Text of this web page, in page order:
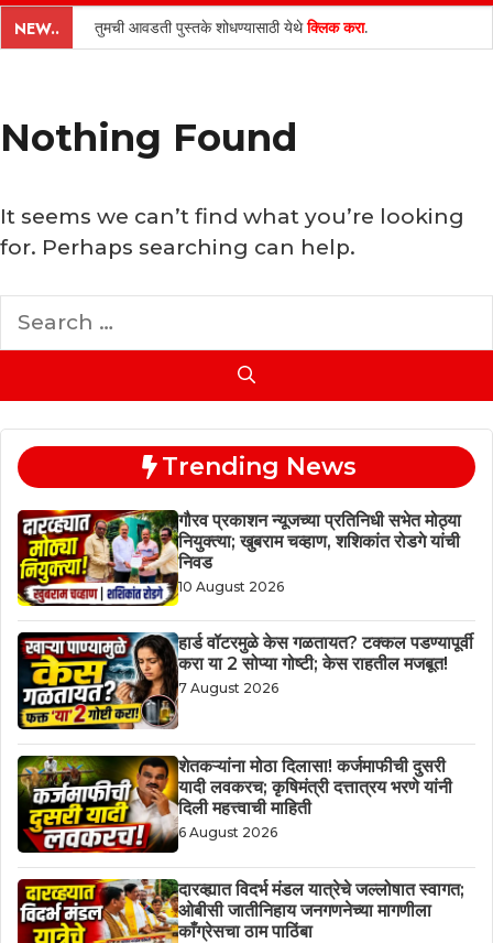
content
NEW.. तुमची आवडती पुस्तके शोधण्यासाठी येथेक्लिक करा.
Nothing Found
It seems we can’t find what you’re looking
for. Perhaps searching can help.
Trending News
गौरव प्रकाशन न्यूजच्या प्रतिनिधी सभेत मोठ्या
नियुक्त्या; खुबराम चव्हाण, शशिकांत रोडगे यांची
निवड
10 August 2026
हार्ड वॉटरमुळे केस गळतायत? टक्कल पडण्यापूर्वी
करा या 2 सोप्या गोष्टी; केस राहतील मजबूत!
7 August 2026
शेतकऱ्यांना मोठा दिलासा! कर्जमाफीची दुसरी
यादी लवकरच; कृषिमंत्री दत्तात्रय भरणे यांनी
दिली महत्त्वाची माहिती
6 August 2026
दारव्ह्यात विदर्भ मंडल यात्रेचे जल्लोषात स्वागत;
ओबीसी जातीनिहाय जनगणनेच्या मागणीला
काँग्रेसचा ठाम पाठिंबा